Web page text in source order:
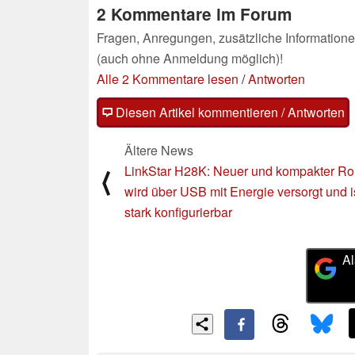
2 Kommentare im Forum
Fragen, Anregungen, zusätzliche
(auch ohne Anmeldung möglich)!
Alle 2 Kommentare lesen /Antworten
Diesen Artikel kommentieren / Antworten
⟨
Ältere News
LinkStar H28K: Neuer und kompakter
wird über USB mit Energie versorgt und
stark konfigurierbar